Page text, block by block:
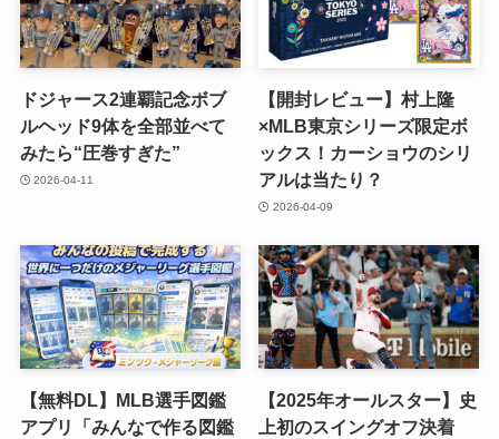
ドジャース2連覇記念ボブ
ルヘッド9体を全部並べて
みたら“圧巻すぎた”
2026-04-11
【開封レビュー】村上隆
×MLB東京シリーズ限定ボ
ックス！カーショウのシリ
アルは当たり？
2026-04-09
【無料DL】MLB選手図鑑
アプリ「みんなで作る図鑑
【2025年オールスター】史
上初のスイングオフ決着